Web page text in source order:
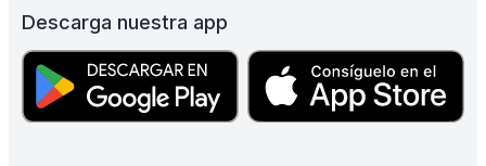
Descarga nuestra app